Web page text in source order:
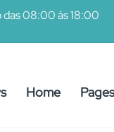
das 08:00 ás 18:00
Home Pages